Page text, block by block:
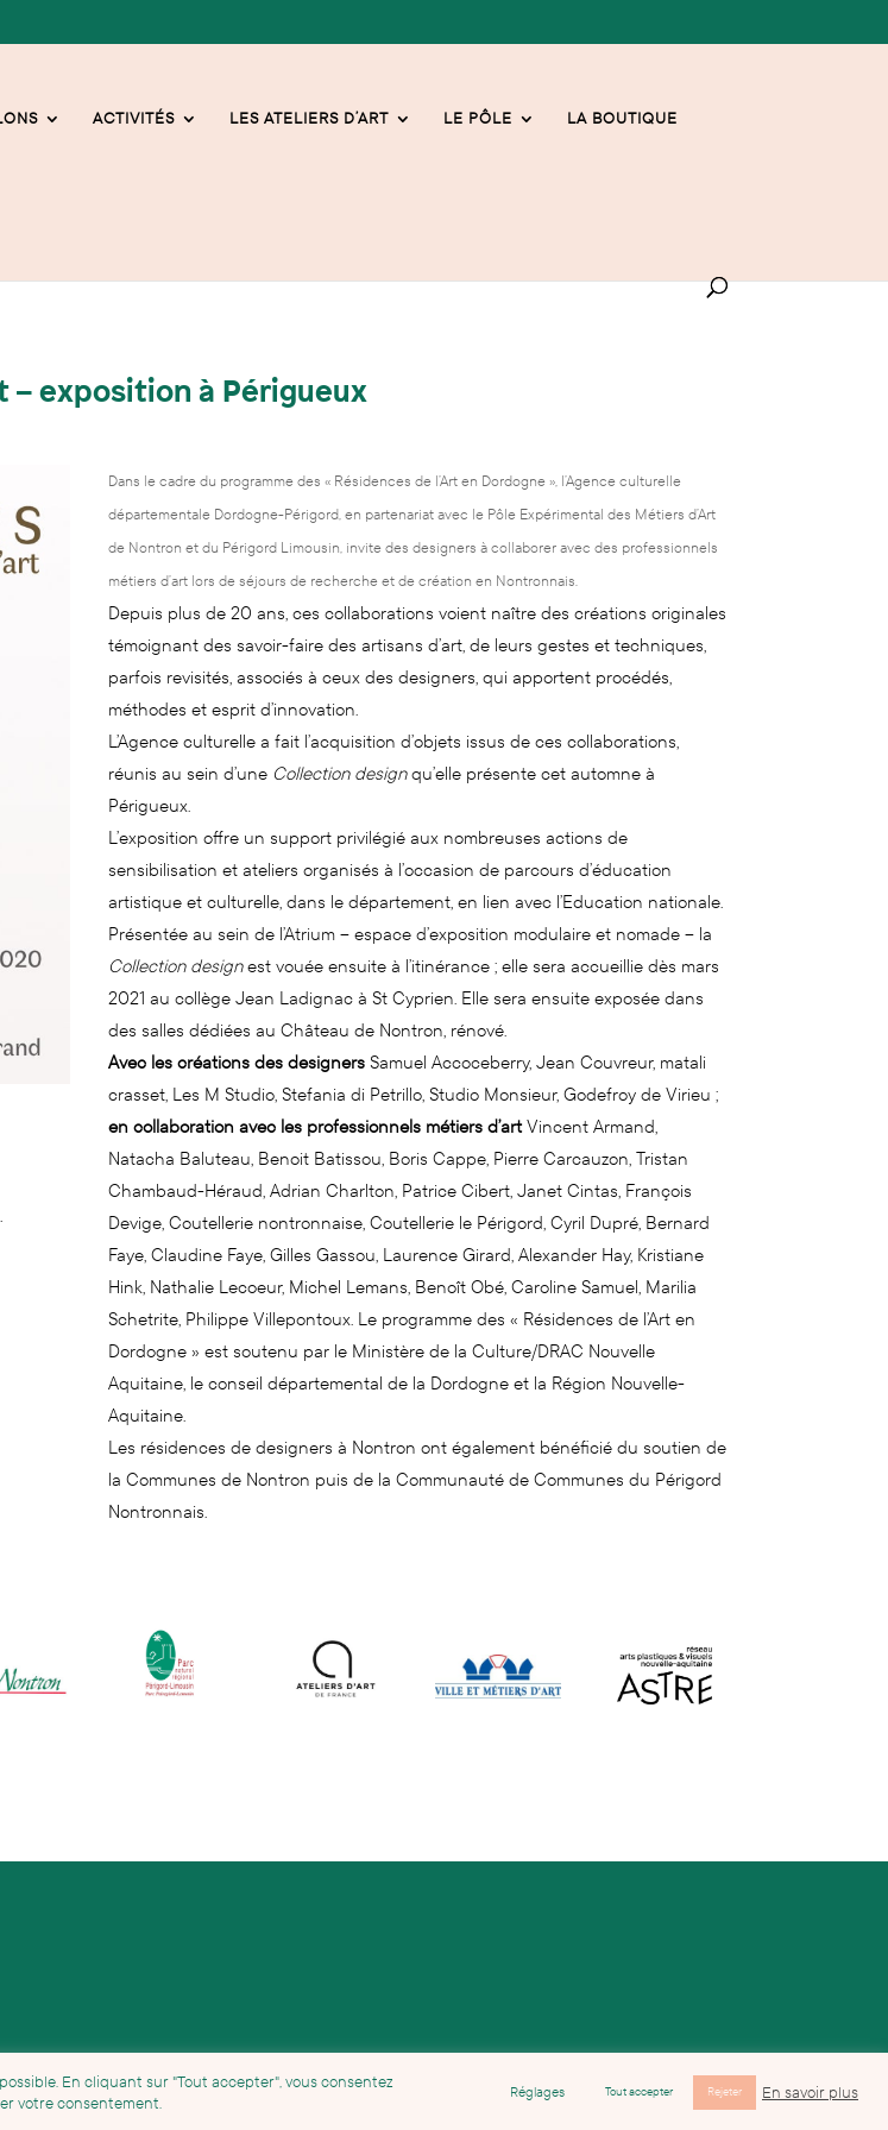
ACTIVITÉS LES ATELIERS D’ART LE PÔLE LA BOUTIQUE
– exposition à Périgueux
Dans le cadre du programme des « Résidences de l’Art en Dordogne », l’Agence culturelle
départementale Dordogne-Périgord, en partenariat avec le Pôle Expérimental des Métiers d’Art
de Nontron et du Périgord Limousin, invite des designers à collaborer avec des professionnels
métiers d’art lors de séjours de recherche et de création en Nontronnais.
Depuis plus de 20 ans, ces collaborations voient naître des créations originales
témoignant des savoir-faire des artisans d’art, de leurs gestes et techniques,
parfois revisités, associés à ceux des designers, qui apportent procédés,
méthodes et esprit d’innovation.
L’Agence culturelle a fait l’acquisition d’objets issus de ces collaborations,
réunis au sein d’une Collection designqu’elle présente cet automne à
Périgueux.
L’exposition offre un support privilégié aux nombreuses actions de
sensibilisation et ateliers organisés à l’occasion de parcours d’éducation
artistique et culturelle, dans le département, en lien avec l’Education nationale.
Présentée au sein de l’Atrium – espace d’exposition modulaire et nomade – la
Collection designest vouée ensuite à l’itinérance ; elle sera accueillie dès mars
2021 au collège Jean Ladignac à St Cyprien. Elle sera ensuite exposée dans
des salles dédiées au Château de Nontron, rénové.
Avec les créations des designers Samuel Accoceberry, Jean Couvreur, matali
crasset, Les M Studio, Stefania di Petrillo, Studio Monsieur, Godefroy de Virieu ;
en collaboration avec les professionnels métiers d’artVincent Armand,
Natacha Baluteau, Benoit Batissou, Boris Cappe, Pierre Carcauzon, Tristan
Chambaud-Héraud, Adrian Charlton, Patrice Cibert, Janet Cintas, François
Devige, Coutellerie nontronnaise, Coutellerie le Périgord, Cyril Dupré, Bernard
Faye, Claudine Faye, Gilles Gassou, Laurence Girard, Alexander Hay, Kristiane
Hink, Nathalie Lecoeur, Michel Lemans, Benoît Obé, Caroline Samuel, Marilia
Schetrite, Philippe Villepontoux. Le programme des « Résidences de l’Art en
Dordogne » est soutenu par le Ministère de la Culture/DRAC Nouvelle
Aquitaine, le conseil départemental de la Dordogne et la Région Nouvelle-
Aquitaine.
Les résidences de designers à Nontron ont également bénéficié du soutien de
la Communes de Nontron puis de la Communauté de Communes du Périgord
Nontronnais.
En cliquant sur "Tout accepter", vous consentez
votre consentement.
Réglages Tout accepter Rejeter En savoir plus